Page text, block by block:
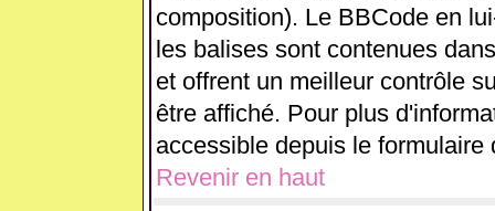
composition). Le BBCode en
les balises sont contenues
et offrent un meilleur contrôle
être affiché. Pour plus
accessible depuis le formulaire
Revenir en haut